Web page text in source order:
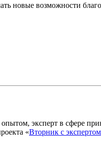
новые возможности
эксперт в сфере
«Вторник с экспертом